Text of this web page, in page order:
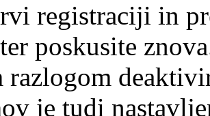
registraciji in
poskusite
razlogom
je tudi